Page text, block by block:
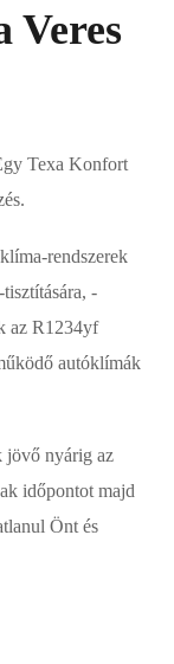
Veres
Texa Konfort
rendszerek
-
az R1234yf
autóklímák
jövő nyárig az
időpontot majd
Önt és